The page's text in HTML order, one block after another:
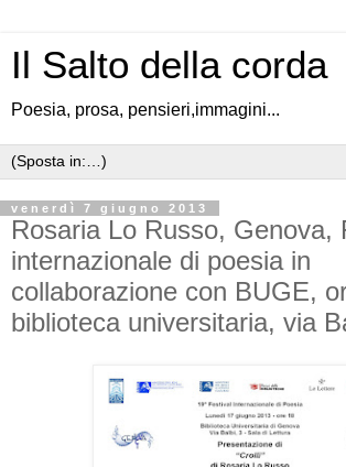
Il Salto della corda
Poesia, prosa, pensieri,immagini...
venerdì 7 giugno 2013
Rosaria Lo Russo, Genova,
internazionale di poesia in
collaborazione con BUGE,
biblioteca universitaria, via